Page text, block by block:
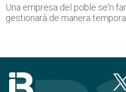
Una empresa del poble se'n
gestionarà de manera